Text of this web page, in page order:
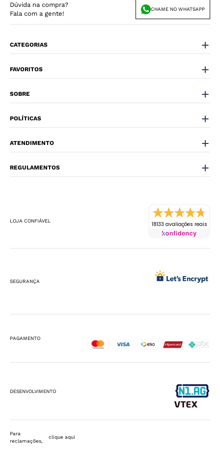
Dúvida na compra?
Fala com a gente!
CHAME NO WHATSAPP
CATEGORIAS
FAVORITOS
SOBRE
POLÍTICAS
ATENDIMENTO
REGULAMENTOS
LOJA CONFIÁVEL 18133 avaliações reais
SEGURANÇA
PAGAMENTO
DESENVOLVIMENTO
Para
reclamações,
clique aqui